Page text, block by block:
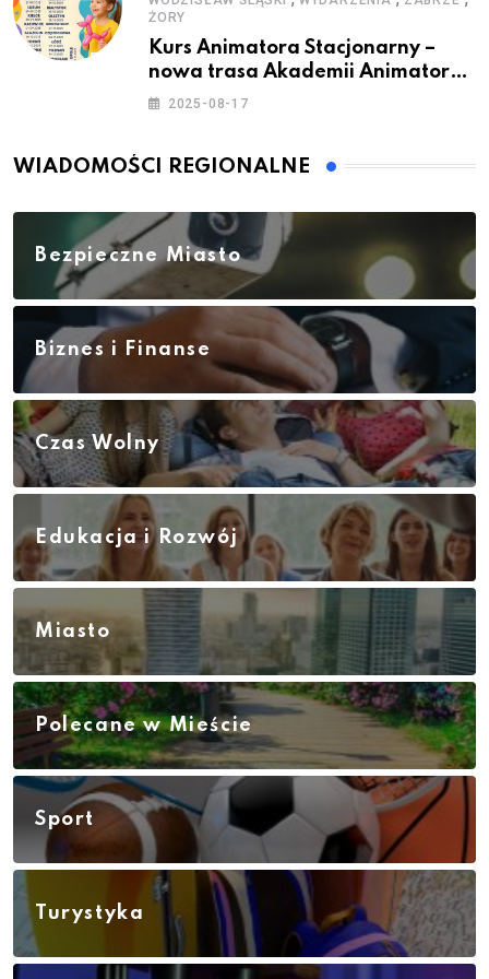
ŻORY
Kurs Animatora Stacjonarny –
nowa trasa Akademii Animatora
– jesień 2025
2025-08-17
WIADOMOŚCI REGIONALNE
Bezpieczne Miasto
Biznes i Finanse
Czas Wolny
Edukacja i Rozwój
Miasto
Polecane w Mieście
Sport
Turystyka